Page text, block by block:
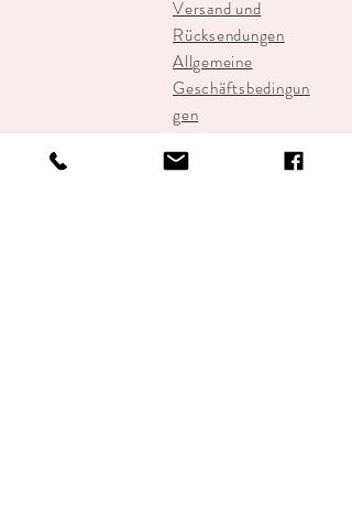
Versand und
Rücksendungen
Allgemeine
Geschäftsbedingun
gen